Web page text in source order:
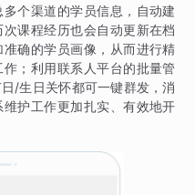
个渠道的学员信息，自动建
课程经历也会自动更新在档
确的学员画像，从而进行精
；利用联系人平台的批量管
/生日关怀都可一键群发，消
护工作更加扎实、有效地开